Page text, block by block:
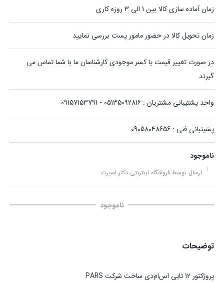
زمان آماده سازی کالا بین 1 الی 3 روزه کاری
زمان تحویل کالا در حضور مامور پست بررسی نمایید
در صورت تغییر قیمت یا کسر موجودی کارشناسان ما با شما تماس می
گیرند
واحد پشتیبانی مشتریان : 05135092816 - 09157153791
پشیتبانی فنی : 09058048656
ناموجود
ارسال توسط فروشگاه اینترنتی دکتر اسپرت
ناموجود
توضیحات
پروژکتور 12 تایی اس‌ام‌دی ساخت شرکت PARS